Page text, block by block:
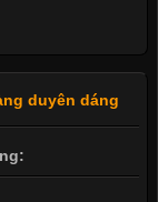
duyên dáng